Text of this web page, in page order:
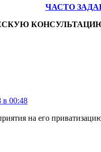
ЧАСТО
в 00:48
на его